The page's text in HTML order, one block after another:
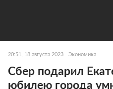
20:51, 18 августа 2023 Экономика
Сбер подарил
юбилею города